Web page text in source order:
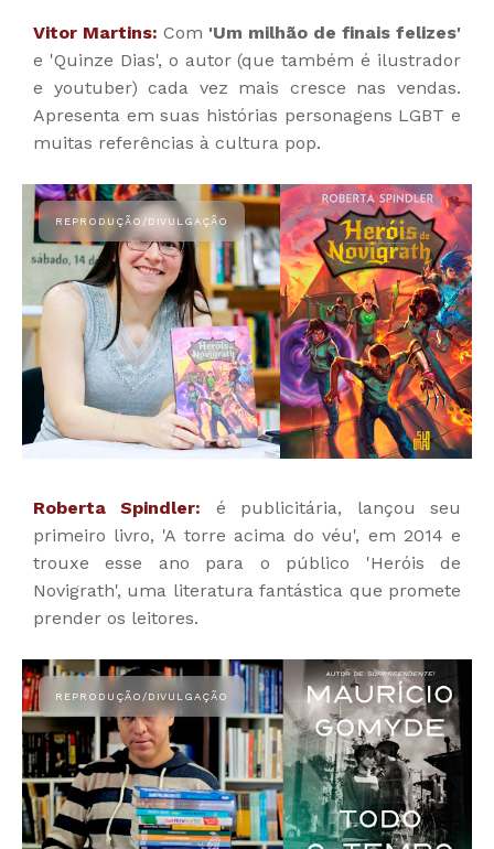
Vitor Martins: Com 'Um milhão de finais felizes'
e 'Quinze Dias', o autor (que também é ilustrador
e youtuber) cada vez mais cresce nas vendas.
Apresenta em suas histórias personagens LGBT e
muitas referências à cultura pop.
Roberta Spindler: é publicitária, lançou seu
primeiro livro, 'A torre acima do véu', em 2014 e
trouxe esse ano para o público 'Heróis de
Novigrath', uma literatura fantástica que promete
prender os leitores.